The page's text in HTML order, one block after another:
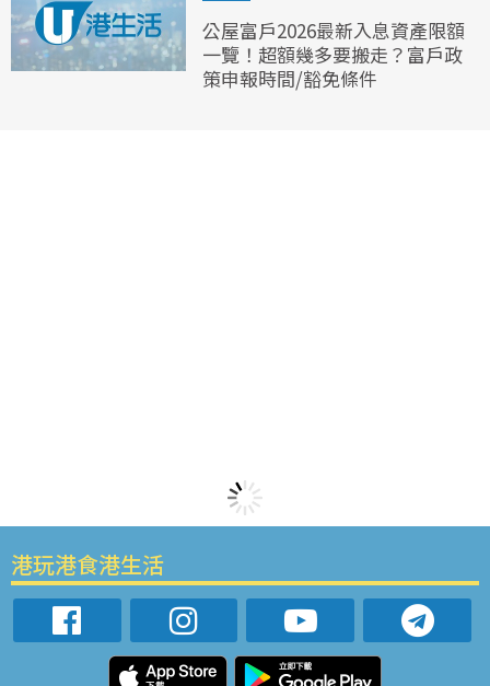
公屋富戶2026最新入息資產限額
一覽！超額幾多要搬走？富戶政
策申報時間/豁免條件
港玩港食港生活